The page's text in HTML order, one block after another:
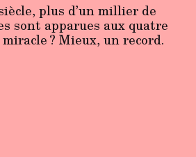
plus d’un millier de
sont apparues aux quatre
? Mieux, un record.